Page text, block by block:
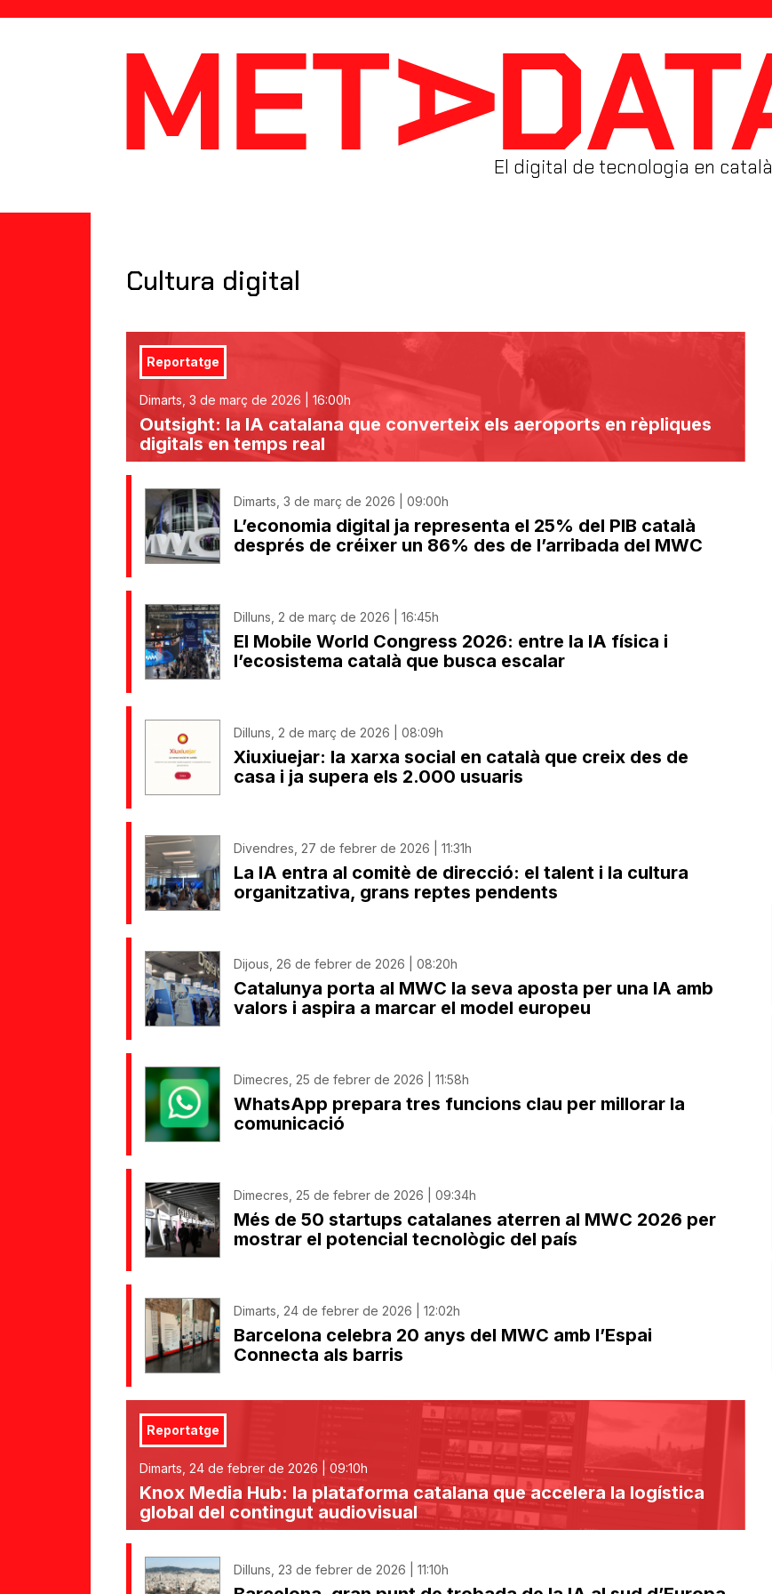
MetaData
El digital de tecnologia en català
Cultura digital
Reportatge
Dimarts, 3 de març de 2026 | 16:00h
Outsight: la IA catalana que converteix els aeroports en rèpliques
digitals en temps real
Dimarts, 3 de març de 2026 | 09:00h
L’economia digital ja representa el 25% del PIB català
després de créixer un 86% des de l’arribada del MWC
Dilluns, 2 de març de 2026 | 16:45h
El Mobile World Congress 2026: entre la IA física i
l’ecosistema català que busca escalar
Dilluns, 2 de març de 2026 | 08:09h
Xiuxiuejar: la xarxa social en català que creix des de
casa i ja supera els 2.000 usuaris
Divendres, 27 de febrer de 2026 | 11:31h
La IA entra al comitè de direcció: el talent i la cultura
organitzativa, grans reptes pendents
Dijous, 26 de febrer de 2026 | 08:20h
Catalunya porta al MWC la seva aposta per una IA amb
valors i aspira a marcar el model europeu
Dimecres, 25 de febrer de 2026 | 11:58h
WhatsApp prepara tres funcions clau per millorar la
comunicació
Dimecres, 25 de febrer de 2026 | 09:34h
Més de 50 startups catalanes aterren al MWC 2026 per
mostrar el potencial tecnològic del país
Dimarts, 24 de febrer de 2026 | 12:02h
Barcelona celebra 20 anys del MWC amb l’Espai
Connecta als barris
Reportatge
Dimarts, 24 de febrer de 2026 | 09:10h
Knox Media Hub: la plataforma catalana que accelera la logística
global del contingut audiovisual
Dilluns, 23 de febrer de 2026 | 11:10h